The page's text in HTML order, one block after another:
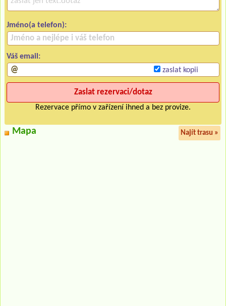
Jméno(a telefon):
Váš email:
zaslat kopii
Rezervace přímo v zařízení ihned a bez provize.
Mapa Najít trasu »